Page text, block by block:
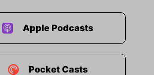
Apple Podcasts
Pocket Casts